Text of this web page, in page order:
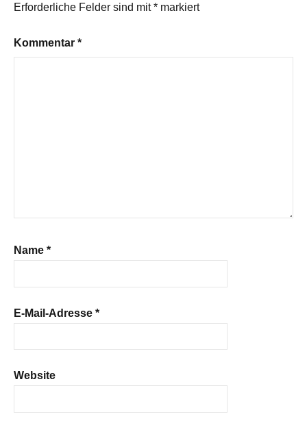
Erforderliche Felder sind mit* markiert
Kommentar *
Name *
E-Mail-Adresse *
Website